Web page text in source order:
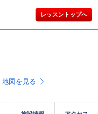
レッスントップへ
地図を見る